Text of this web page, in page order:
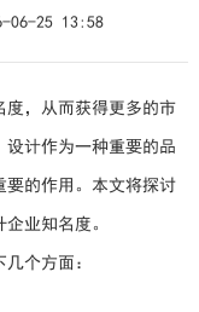
06-25 13:58
度，从而获得更多的市
设计作为一种重要的品
要的作用。本文将探讨
业知名度。
个方面：